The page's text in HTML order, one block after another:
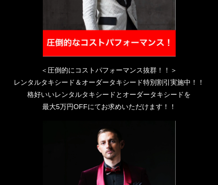
＜圧倒的にコストパフォーマンス抜群！！＞
レンタルタキシード＆オーダータキシード特別割引実施中！！
格好いいレンタルタキシードとオーダータキシードを
最大5万円OFFにてお求めいただけます！！